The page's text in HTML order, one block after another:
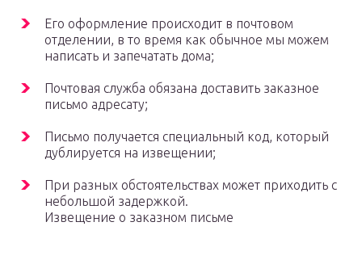
Его оформление происходит в почтовом
отделении, в то время как обычное мы можем
написать и запечатать дома;
Почтовая служба обязана доставить заказное
письмо адресату;
Письмо получается специальный код, который
дублируется на извещении;
При разных обстоятельствах может приходить с
небольшой задержкой.
Извещение о заказном письме